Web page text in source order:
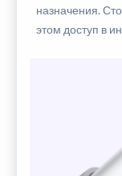
назначения.
этом доступ в